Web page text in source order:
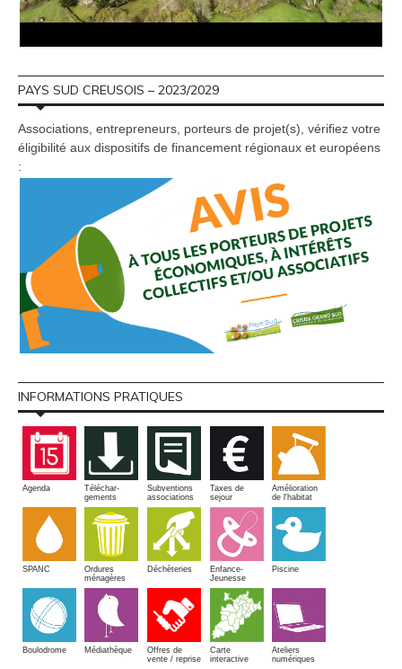
PAYS SUD CREUSOIS – 2023/2029
Associations, entrepreneurs, porteurs de projet(s), vérifiez votre
éligibilité aux dispositifs de financement régionaux et européens
:
INFORMATIONS PRATIQUES
Agenda
Téléchar-
gements
Subventions
associations
Taxes de
sejour
Amélioration
de l'habitat
SPANC
Ordures
ménagères
Déchèteries
Enfance-
Jeunesse
Piscine
Boulodrome Médiathèque
Offres de
vente / reprise
Carte
interactive
Ateliers
numériques